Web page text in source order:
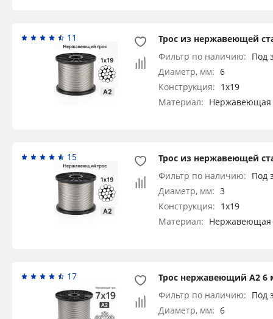
11
Трос из нержавеющей
Фильтр по наличию: Под
Диаметр, мм: 6
Конструкция: 1x19
Материал: Нержавеющая
15
Трос из нержавеющей
Фильтр по наличию: Под
Диаметр, мм: 3
Конструкция: 1x19
Материал: Нержавеющая
17
Трос нержавеющий А2 6
Фильтр по наличию: Под
Диаметр, мм: 6